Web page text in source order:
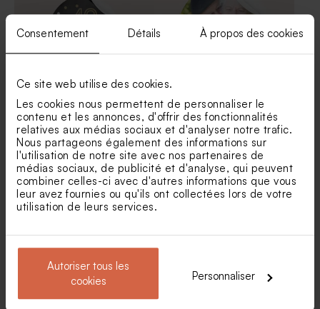
Consentement Détails À propos des cookies
Ce site web utilise des cookies.
Les cookies nous permettent de personnaliser le
contenu et les annonces, d'offrir des fonctionnalités
relatives aux médias sociaux et d'analyser notre trafic.
Nous partageons également des informations sur
l'utilisation de notre site avec nos partenaires de
médias sociaux, de publicité et d'analyse, qui peuvent
combiner celles-ci avec d'autres informations que vous
leur avez fournies ou qu'ils ont collectées lors de votre
utilisation de leurs services.
Autoriser tous les
cookies
Personnaliser
Tube à bulles fête or
Dragées anniversaire
lentilles XS or goût chocolat
195 gr (± 507 ex)
Autocollant petits pois
Sticker fête photo et
prénoms
Sticker fête agrumes 5 x 5
cm
à paillettes